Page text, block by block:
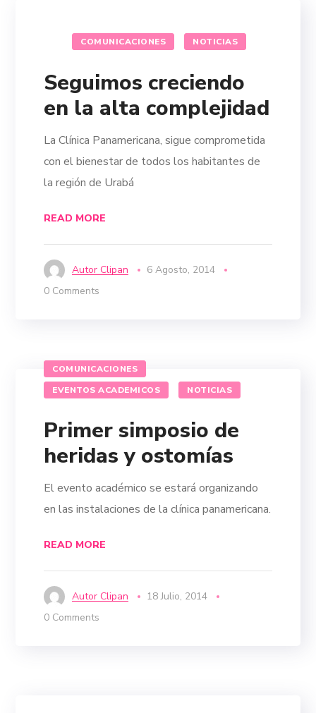
COMUNICACIONES NOTICIAS
Seguimos creciendo
en la alta complejidad
La Clínica Panamericana, sigue comprometida
con el bienestar de todos los habitantes de
la región de Urabá
READ MORE
Autor Clipan
6 Agosto, 2014
0 Comments
COMUNICACIONES
EVENTOS ACADEMICOS
NOTICIAS
Primer simposio de
heridas y ostomías
El evento académico se estará organizando
en las instalaciones de la clínica panamericana.
READ MORE
Autor Clipan
18 Julio, 2014
0 Comments